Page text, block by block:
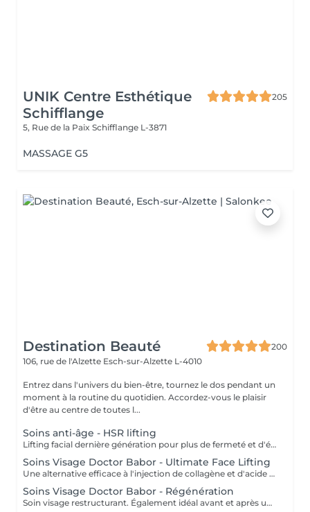
UNIK Centre Esthétique
Schifflange
205
5, Rue de la Paix Schifflange L-3871
MASSAGE G5
Destination Beauté
200
106, rue de l'Alzette Esch-sur-Alzette L-4010
Entrez dans l'univers du bien-être, tournez le dos pendant un
moment à la routine du quotidien. Accordez-vous le plaisir
d'être au centre de toutes l...
Soins anti-âge - HSR lifting
Lifting facial dernière génération pour plus de fermeté et d'élasticité. Aux choix stimulant et vivifiant ou relaxant et cocooning.
Soins Visage Doctor Babor - Ultimate Face Lifting
Une alternative efficace à l'injection de collagène et d'acide hyaluronique !
Soins Visage Doctor Babor - Régénération
Soin visage restructurant. Également idéal avant et après une intervention chirurgicale esthétique.